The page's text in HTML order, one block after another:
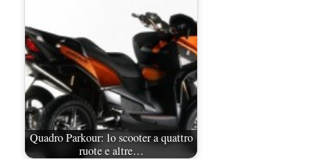
Quadro Parkour: lo scooter a quattro
ruote e altre…